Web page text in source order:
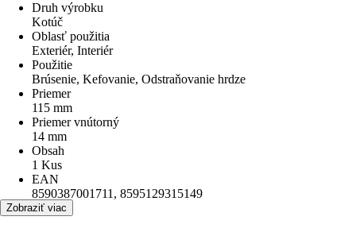
Druh výrobku
Kotúč
Oblasť použitia
Exteriér, Interiér
Použitie
Brúsenie, Kefovanie, Odstraňovanie hrdze
Priemer
115 mm
Priemer vnútorný
14 mm
Obsah
1 Kus
EAN
8590387001711, 8595129315149
Zobraziť viac